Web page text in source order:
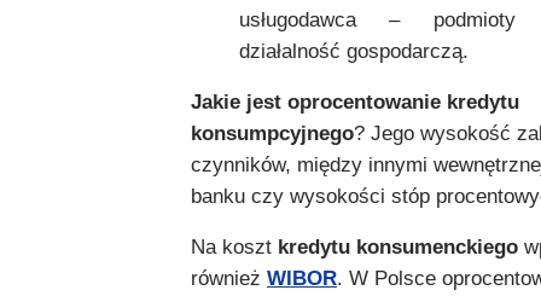
usługodawca – podmioty
działalność gospodarczą.
Jakie jest oprocentowanie kredytu
konsumpcyjnego? Jego wysokość
czynników, między innymi
banku czy wysokości stóp
Na koszt kredytu konsumenckiego
również WIBOR. W Polsce